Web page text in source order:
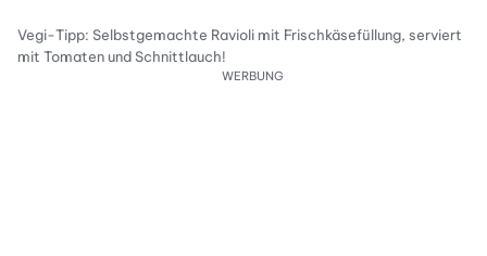
Vegi-Tipp: Selbstgemachte Ravioli mit Frischkäsefüllung, serviert
mit Tomaten und Schnittlauch!
WERBUNG